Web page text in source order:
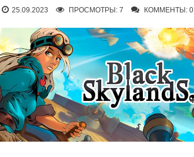
25.09.2023 ПРОСМОТРЫ: 7 КОММЕНТЫ: 0